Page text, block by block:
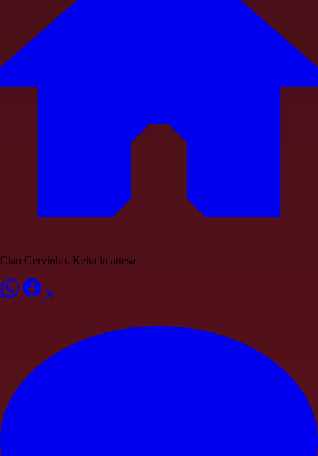
Ciao Gervinho. Keita in attesa